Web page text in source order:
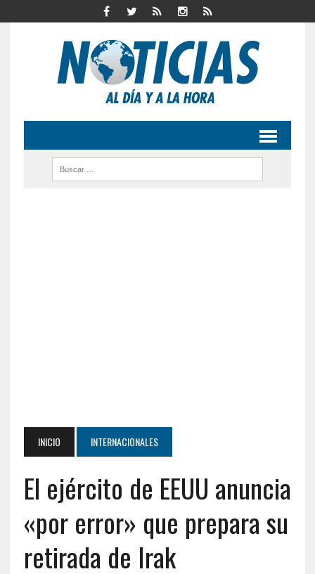
INICIO INTERNACIONALES
El ejército de EEUU anuncia
«por error» que prepara su
retirada de Irak